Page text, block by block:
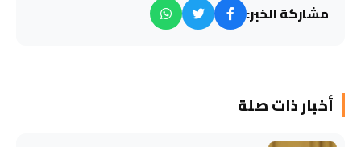
مشاركة الخبر:
أخبار ذات صلة